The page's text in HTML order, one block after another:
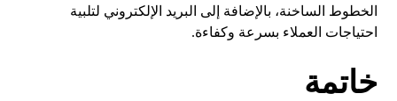
الخطوط الساخنة، بالإضافة إلى البريد الإلكتروني لتلبية
احتياجات العملاء بسرعة وكفاءة.
خاتمة